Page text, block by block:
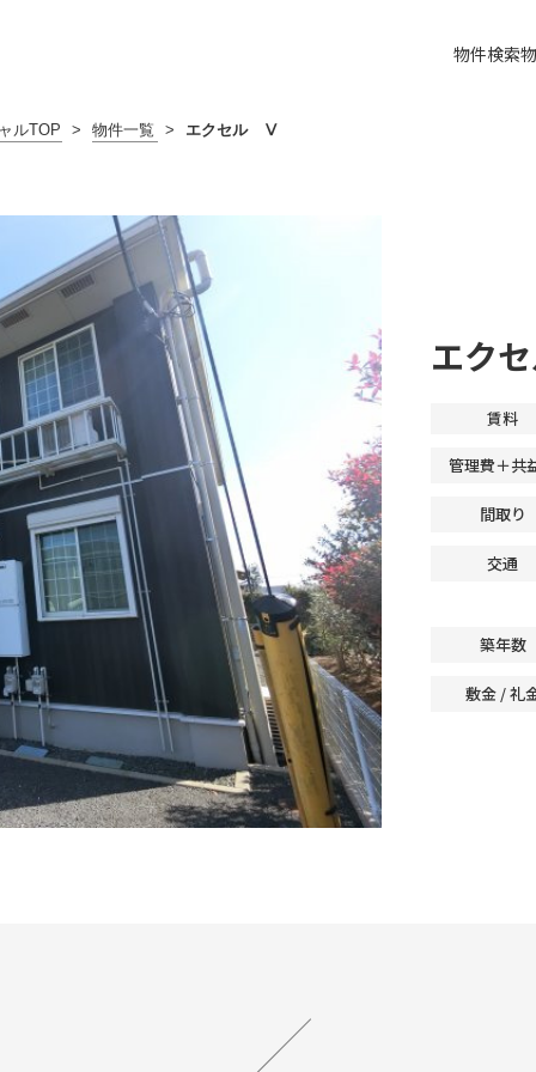
物件検索
ルTOP > 物件一覧 > エクセル Ⅴ
エク
賃料
管理費＋共
間取り
交通
築年数
敷金 / 礼